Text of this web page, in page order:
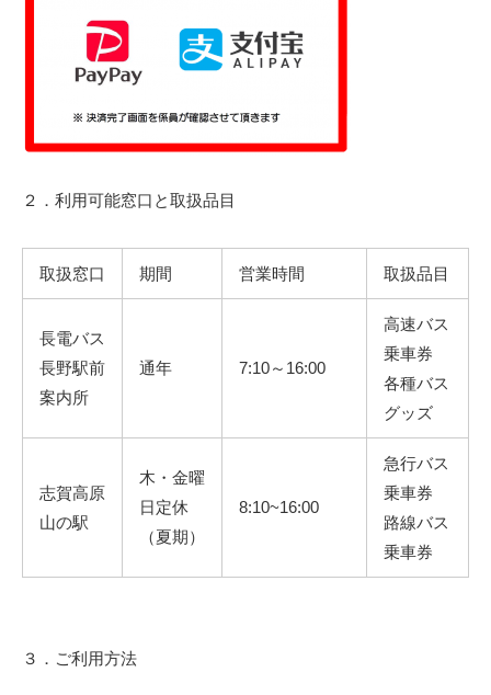
２．利用可能窓口と取扱品目
取扱窓口 期間 営業時間 取扱品目
長電バス
長野駅前
案内所
通年 7:10～16:00
高速バス
乗車券
各種バス
グッズ
志賀高原
山の駅
木・金曜
日定休
（夏期）
8:10~16:00
急行バス
乗車券
路線バス
乗車券
３．ご利用方法